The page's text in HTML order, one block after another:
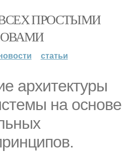
ПРОСТЫМИ
статьи
архитектуры
на основе